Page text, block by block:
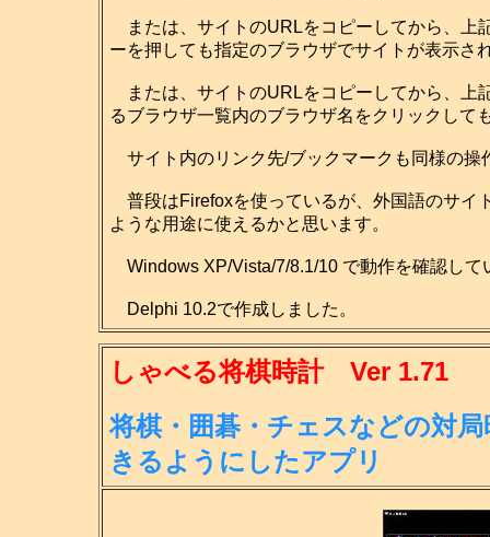
または、サイトのURLをコピーしてから、上
ーを押しても指定のブラウザでサイトが表示さ
または、サイトのURLをコピーしてから、上
るブラウザ一覧内のブラウザ名をクリックして
サイト内のリンク先/ブックマークも同様の操
普段はFirefoxを使っているが、外国語のサイ
ような用途に使えるかと思います。
Windows XP/Vista/7/8.1/10 で動作を確認して
Delphi 10.2で作成しました。
しゃべる将棋時計 Ver 1.71
将棋・囲碁・チェスなどの対
きる ようにしたアプリ